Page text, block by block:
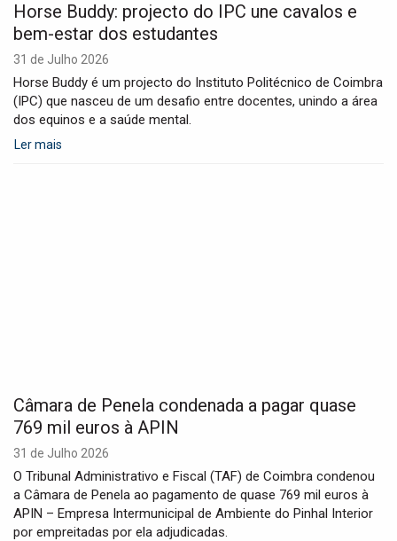
Horse Buddy: projecto do IPC une cavalos e
bem-estar dos estudantes
31 de Julho 2026
Horse Buddy é um projecto do Instituto Politécnico de Coimbra
(IPC) que nasceu de um desafio entre docentes, unindo a área
dos equinos e a saúde mental.
Ler mais
Câmara de Penela condenada a pagar quase
769 mil euros à APIN
31 de Julho 2026
O Tribunal Administrativo e Fiscal (TAF) de Coimbra condenou
a Câmara de Penela ao pagamento de quase 769 mil euros à
APIN – Empresa Intermunicipal de Ambiente do Pinhal Interior
por empreitadas por ela adjudicadas.